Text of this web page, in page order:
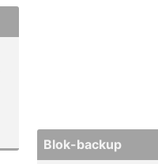
Blok-b­ackup